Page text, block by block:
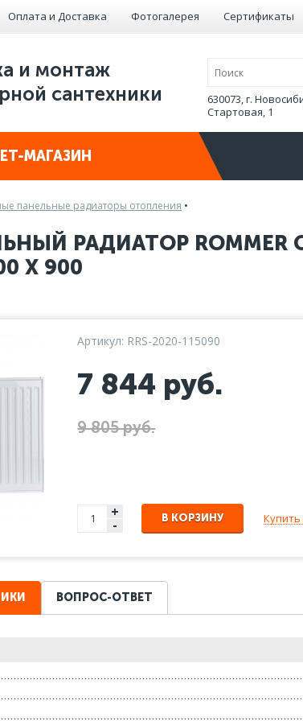
Оплата и Доставка Фотогалерея Сертификаты
и монтаж
сантехники
630073, г.
Стартовая, 1
МАГАЗИН
панельные радиаторы отопления •
РАДИАТОР
X 900
Артикул: RRS-2020-115090
7 844 руб.
9 805 руб.
+
- В КОРЗИНУ Купить
ВОПРОС-ОТВЕТ